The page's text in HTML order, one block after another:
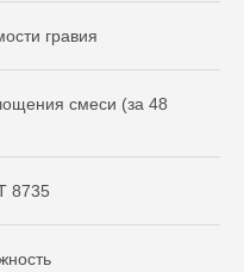
гравия
смеси (за 48
8735